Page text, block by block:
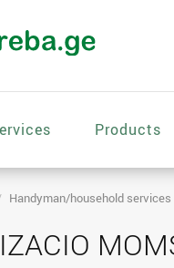
Products
Handyman/household services